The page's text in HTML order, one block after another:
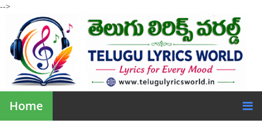
-->
Home